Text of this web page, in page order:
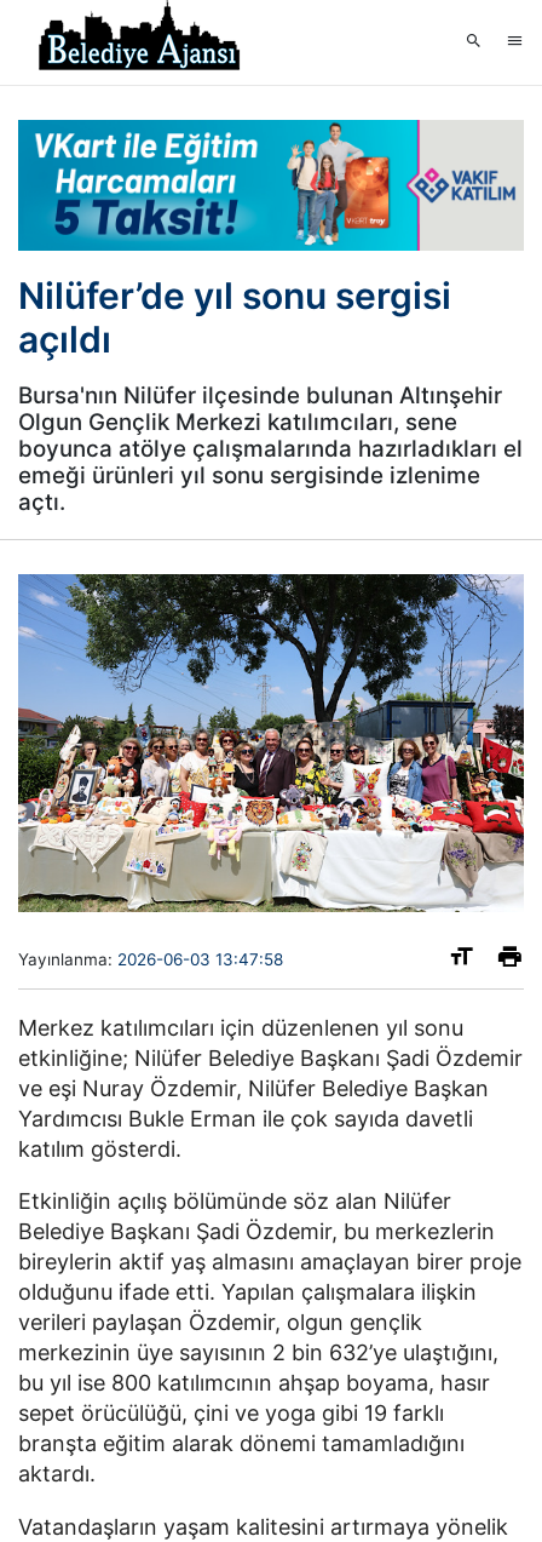
Nilüfer’de yıl sonu sergisi
açıldı
Bursa'nın Nilüfer ilçesinde bulunan Altınşehir
Olgun Gençlik Merkezi katılımcıları, sene
boyunca atölye çalışmalarında hazırladıkları el
emeği ürünleri yıl sonu sergisinde izlenime
açtı.
Yayınlanma: 2026-06-03 13:47:58
Merkez katılımcıları için düzenlenen yıl sonu
etkinliğine; Nilüfer Belediye Başkanı Şadi Özdemir
ve eşi Nuray Özdemir, Nilüfer Belediye Başkan
Yardımcısı Bukle Erman ile çok sayıda davetli
katılım gösterdi.
Etkinliğin açılış bölümünde söz alan Nilüfer
Belediye Başkanı Şadi Özdemir, bu merkezlerin
bireylerin aktif yaş almasını amaçlayan birer proje
olduğunu ifade etti. Yapılan çalışmalara ilişkin
verileri paylaşan Özdemir, olgun gençlik
merkezinin üye sayısının 2 bin 632’ye ulaştığını,
bu yıl ise 800 katılımcının ahşap boyama, hasır
sepet örücülüğü, çini ve yoga gibi 19 farklı
branşta eğitim alarak dönemi tamamladığını
aktardı.
Vatandaşların yaşam kalitesini artırmaya yönelik